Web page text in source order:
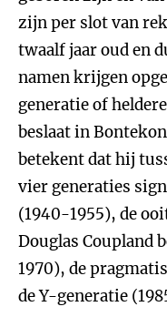
zijn per slot van
twaalf jaar oud en
namen krijgen
generatie of
beslaat in
betekent dat hij
vier generaties
(1940-1955), de
Douglas Coupland
1970), de
de Y-generatie